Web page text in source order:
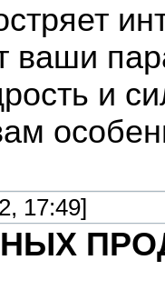
ваши
и
17:49]